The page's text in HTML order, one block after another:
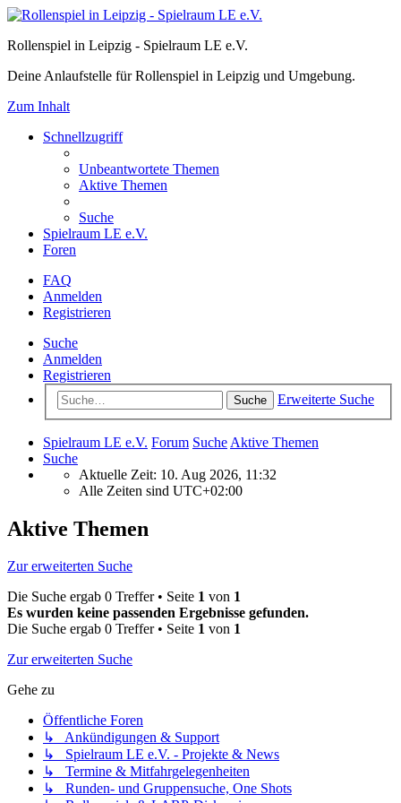
Rollenspiel in Leipzig - Spielraum LE e.V.
Deine Anlaufstelle für Rollenspiel in Leipzig und Umgebung.
Zum Inhalt
Schnellzugriff
Unbeantwortete Themen
Aktive Themen
Suche
Spielraum LE e.V.
Foren
FAQ
Anmelden
Registrieren
Suche
Anmelden
Registrieren
Suche Erweiterte Suche
Spielraum LE e.V. Forum Suche Aktive Themen
Suche
Aktuelle Zeit: 10. Aug 2026, 11:32
Alle Zeiten sind UTC+02:00
Aktive Themen
Zur erweiterten Suche
Die Suche ergab 0 Treffer • Seite 1 von 1
Es wurden keine passenden Ergebnisse gefunden.
Die Suche ergab 0 Treffer • Seite 1 von 1
Zur erweiterten Suche
Gehe zu
Öffentliche Foren
↳ Ankündigungen & Support
↳ Spielraum LE e.V. - Projekte & News
↳ Termine & Mitfahrgelegenheiten
↳ Runden- und Gruppensuche, One Shots